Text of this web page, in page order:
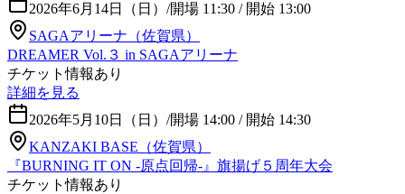
2026年6月14日（日） /開場 11:30 / 開始 13:00
SAGAアリーナ（佐賀県）
DREAMER Vol.３ in SAGAアリーナ
チケット情報あり
詳細を見る
2026年5月10日（日） /開場 14:00 / 開始 14:30
KANZAKI BASE（佐賀県）
『BURNING IT ON -原点回帰-』旗揚げ５周年大会
チケット情報あり